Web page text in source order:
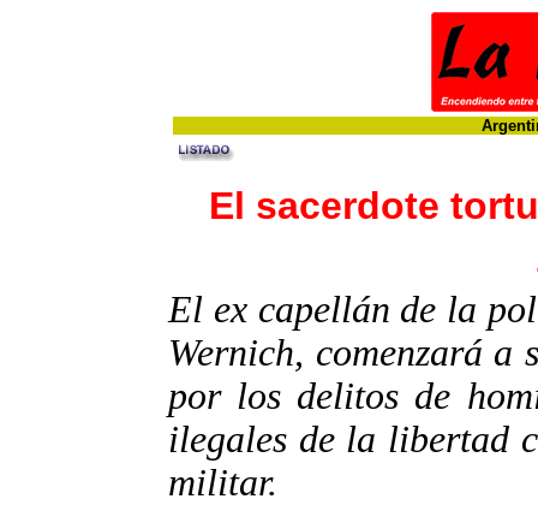
El sacerdote
El ex capellán de la
Wernich, comenzará a
por los delitos de
ilegales de la libertad
militar.